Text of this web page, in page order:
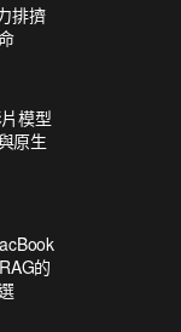
排擠
模型
原生
的